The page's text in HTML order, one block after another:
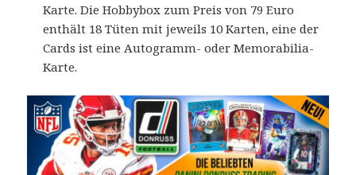
Karte. Die Hobbybox zum Preis von 79 Euro
enthält 18 Tüten mit jeweils 10 Karten, eine der
Cards ist eine Autogramm- oder Memorabilia-
Karte.